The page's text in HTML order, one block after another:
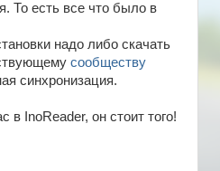
То есть все что было в
надо либо скачать
сообществу
синхронизация.
в InoReader, он стоит того!